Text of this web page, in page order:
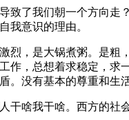
致了我们朝一个方向
我意识的理由。
烈，是大锅煮粥。是
作，总想着求稳定，
。没有基本的尊重和生
干啥我干啥。西方的